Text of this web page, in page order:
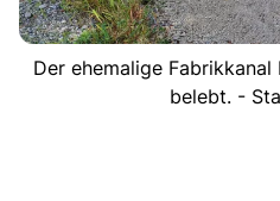
Der ehemalige
belebt. -